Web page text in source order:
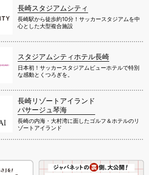
長崎スタジアムシティ
長崎駅から徒歩約10分！サッカースタジアムを中
心とした大型複合施設
スタジアムシティホテル長崎
日本初！サッカースタジアムビューホテルで特別
な感動とくつろぎを。
長崎リゾートアイランド
パサージュ琴海
長崎の内海・大村湾に面したゴルフ＆ホテルのリ
ゾートアイランド